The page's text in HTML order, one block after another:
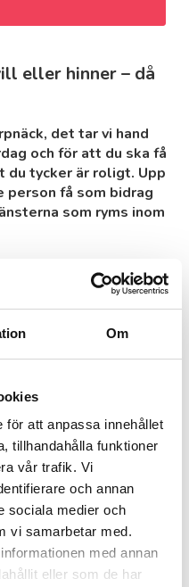
Om
för att anpassa innehållet
tillhandahålla funktioner
vår trafik. Vi
och annan
sociala medier och
vi samarbetar med.
med annan
eller som de har
eller hinner – då
det tar vi hand
och för att du ska få
du tycker är roligt. Upp
person få som bidrag
som ryms inom
och ansvarstagande,
är att det är ”din
lära känna och som
behov och förväntningar
annat städning av alla de
Vi har även duktiga
snickeri- och
med. Som företag kan
dag eller precis så
exempel